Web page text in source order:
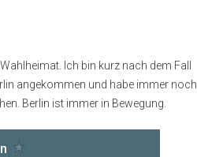
Ich bin kurz nach dem Fall
angekommen und habe immer noch
Berlin ist immer in Bewegung.